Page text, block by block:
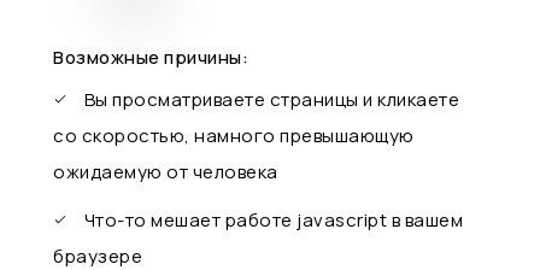
Возможные причины:
Вы просматриваете страницы и кликаете
со скоростью, намного превышающую
ожидаемую от человека
Что-то мешает работе javascript в вашем
браузере